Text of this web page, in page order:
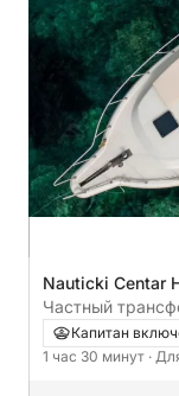
Nauticki Centar
Частный
Капитан
1 час 30 минут ·